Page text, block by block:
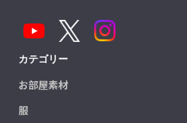
カテゴリー
お部屋素材
服